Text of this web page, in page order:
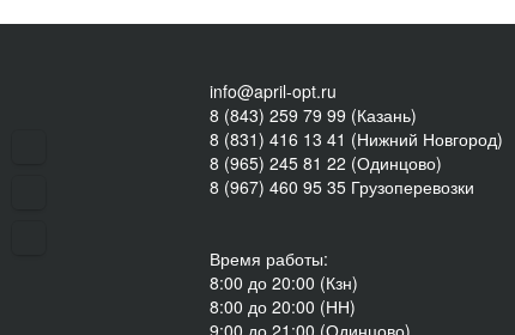
info@april-opt.ru
8 (843) 259 79 99 (Казань)
8 (831) 416 13 41 (Нижний Новгород)
8 (965) 245 81 22 (Одинцово)
8 (967) 460 95 35 Грузоперевозки
Время работы:
8:00 до 20:00 (Кзн)
8:00 до 20:00 (НН)
9:00 до 21:00 (Одинцово)